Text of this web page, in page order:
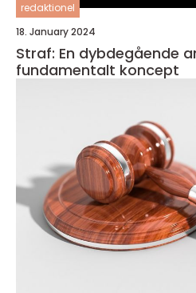
redaktionel
18. January 2024
Straf: En dybdegående
fundamentalt koncept